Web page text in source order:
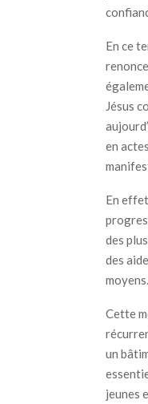
En ce
Jésus
en
En
des
des
Cette
un
jeunes